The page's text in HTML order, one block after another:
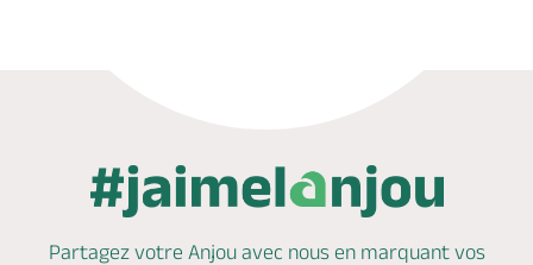
Partagez votre Anjou avec nous en marquantvos